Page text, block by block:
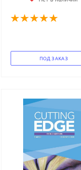
ПОД ЗАКАЗ